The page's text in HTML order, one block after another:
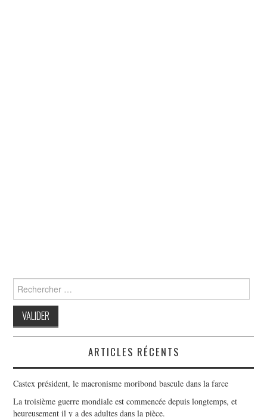
Search
for:
ARTICLES RÉCENTS
Castex président, le macronisme moribond bascule dans la farce
La troisième guerre mondiale est commencée depuis longtemps, et
heureusement il y a des adultes dans la pièce.